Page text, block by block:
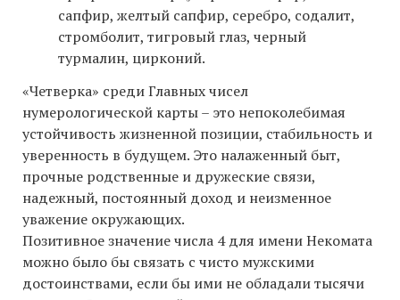
сапфир, желтый сапфир, серебро, содалит,
стромболит, тигровый глаз, черный
турмалин, цирконий.
«Четверка» среди Главных чисел
нумерологической карты – это непоколебимая
устойчивость жизненной позиции, стабильность и
уверенность в будущем. Это налаженный быт,
прочные родственные и дружеские связи,
надежный, постоянный доход и неизменное
уважение окружающих.
Позитивное значение числа 4 для имени Некомата
можно было бы связать с чисто мужскими
достоинствами, если бы ими не обладали тысячи